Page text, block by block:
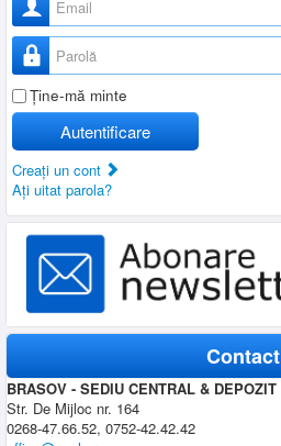
CONTACT
AUTENTIFICARE
Parolă
Ţine-mă minte
Autentificare
Creaţi un cont
Aţi uitat parola?
Contact
BRASOV - SEDIU CENTRAL & DEPOZIT
Str. De Mijloc nr. 164
0268-47.66.52, 0752-42.42.42